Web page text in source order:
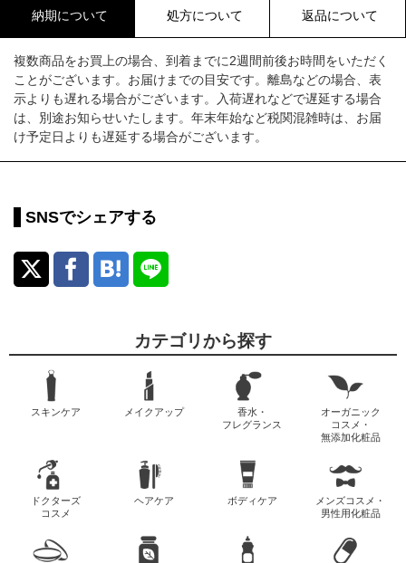
納期について 処方について 返品について
複数商品をお買上の場合、到着までに2週間前後お時間をいただく
ことがございます。お届けまでの目安です。離島などの場合、表
示よりも遅れる場合がございます。入荷遅れなどで遅延する場合
は、別途お知らせいたします。年末年始など税関混雑時は、お届
け予定日よりも遅延する場合がございます。
SNSでシェアする
カテゴリから探す
スキンケア メイクアップ
香水・
フレグランス
オーガニック
コスメ・
無添加化粧品
ドクターズ
コスメ
ヘアケア ボディケア
メンズコスメ・
男性用化粧品